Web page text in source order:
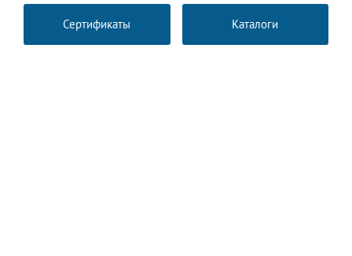
Сертификаты Каталоги